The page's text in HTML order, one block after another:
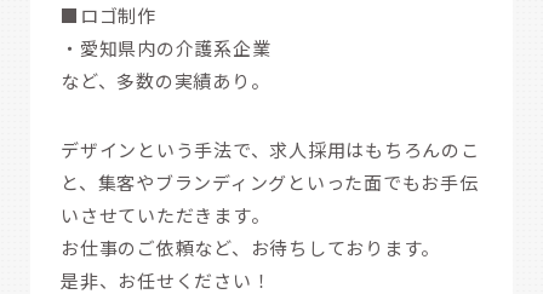
■ロゴ制作
・愛知県内の介護系企業
など、多数の実績あり。
デザインという手法で、求人採用はもちろんのこ
と、集客やブランディングといった面でもお手伝
いさせていただきます。
お仕事のご依頼など、お待ちしております。
是非、お任せください！